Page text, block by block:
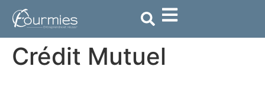
principal
Crédit Mutuel